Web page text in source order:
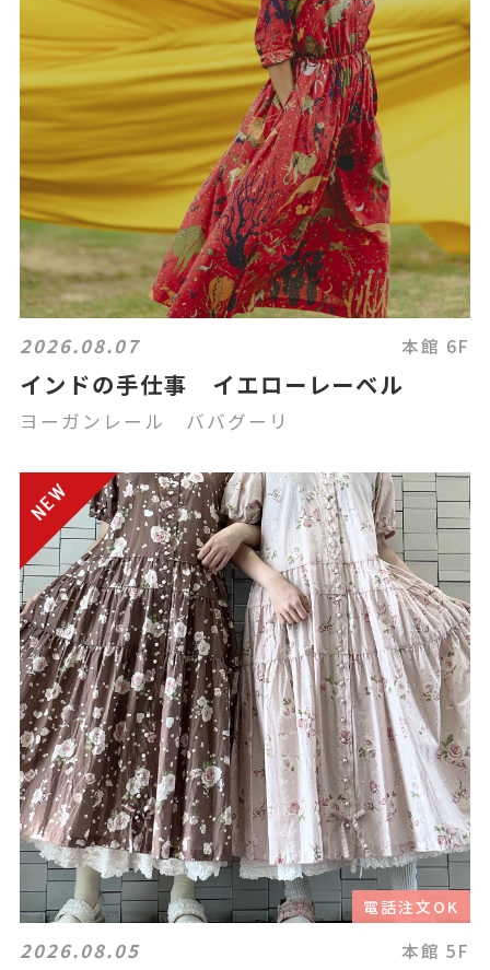
2026.08.07 本館 6F
インドの手仕事 イエローレーベル
ヨーガンレール ババグーリ
電話注文OK
2026.08.05 本館 5F